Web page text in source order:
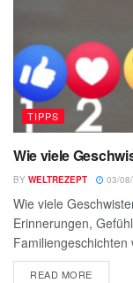
TIPPS
Wie viele
BY WELTREZEPT 03/
Wie viele
Erinnerungen,
READ MORE